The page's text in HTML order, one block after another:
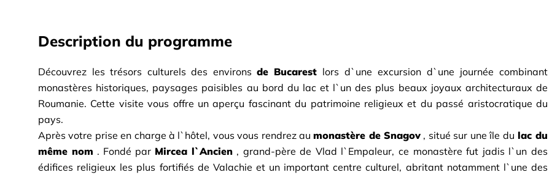
Description du programme
Découvrez les trésors culturels des environs de Bucarest lors d`une excursion d`une journée combinant
monastères historiques, paysages paisibles au bord du lac et l`un des plus beaux joyaux architecturaux de
Roumanie. Cette visite vous offre un aperçu fascinant du patrimoine religieux et du passé aristocratique du
pays.
Après votre prise en charge à l`hôtel, vous vous rendrez au monastère de Snagov , situé sur une île du lac du
même nom . Fondé par Mircea l`Ancien , grand-père de Vlad l`Empaleur, ce monastère fut jadis l`un des
édifices religieux les plus fortifiés de Valachie et un important centre culturel, abritant notamment l`une des